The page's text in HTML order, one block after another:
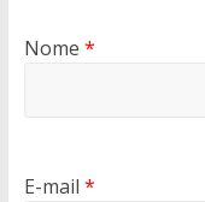
Nome *
E-mail *